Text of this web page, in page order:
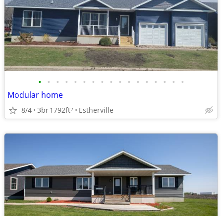
• • • • • • • • • • • • • • • • •
Modular home
8/4 3br1792ft2 Estherville